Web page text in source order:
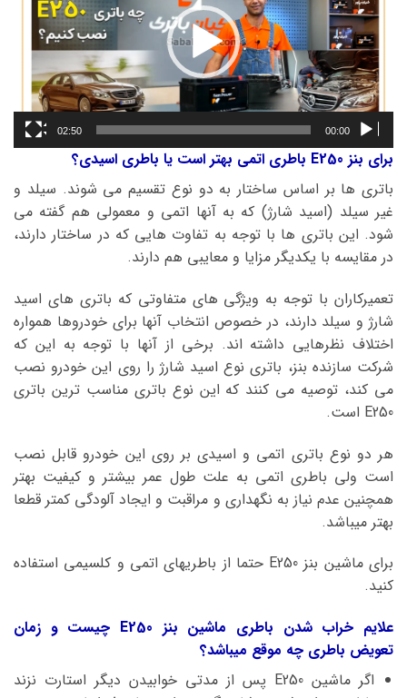
00:00
02:50
برای بنز E250 باطری اتمی بهتر است یا باطری اسیدی؟
باتری ها بر اساس ساختار به دو نوع تقسیم می شوند. سیلد و
غیر سیلد (اسید شارژ) که به آنها اتمی و معمولی هم گفته می
شود. این باتری ها با توجه به تفاوت هایی که در ساختار دارند،
در مقایسه با یکدیگر مزایا و معایبی هم دارند.
تعمیرکاران با توجه به ویژگی های متفاوتی که باتری های اسید
شارژ و سیلد دارند، در خصوص انتخاب آنها برای خودروها همواره
اختلاف نظرهایی داشته اند. برخی از آنها با توجه به این که
شرکت سازنده بنز، باتری نوع اسید شارژ را روی این خودرو نصب
می کند، توصیه می کنند که این نوع باتری مناسب ترین باتری
E250 است.
هر دو نوع باتری اتمی و اسیدی بر روی این خودرو قابل نصب
است ولی باطری اتمی به علت طول عمر بیشتر و کیفیت بهتر
همچنین عدم نیاز به نگهداری و مراقبت و ایجاد آلودگی کمتر قطعا
بهتر میباشد.
برای ماشین بنز E250 حتما از باطریهای اتمی و کلسیمی استفاده
کنید.
علایم خراب شدن باطری ماشین بنز E250 چیست و زمان
تعویض باطری چه موقع میباشد؟
اگر ماشین E250 پس از مدتی خوابیدن دیگر استارت نزند